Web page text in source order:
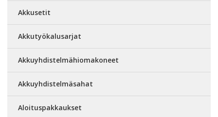
Akkusetit
Akkutyökalusarjat
Akkuyhdistelmähiomakoneet
Akkuyhdistelmäsahat
Aloituspakkaukset